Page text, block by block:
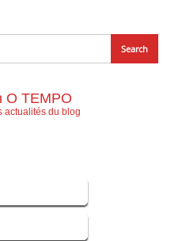
O TEMPO
actualités du blog